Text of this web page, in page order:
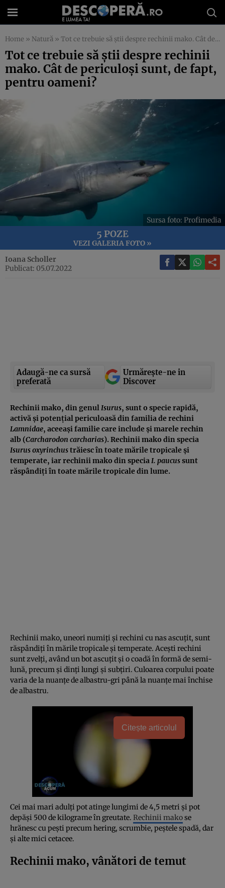
Home » Natură » Tot ce trebuie să știi despre rechinii mako. Cât de periculoși sunt, de fapt, pentru oameni?
Tot ce trebuie să știi despre rechinii
mako. Cât de periculoși sunt, de fapt,
pentru oameni?
Sursa foto: Profimedia
5 POZE
VEZI GALERIA FOTO »
Ioana Scholler
Publicat: 05.07.2022
Adaugă-ne ca sursă
preferată
Urmărește-ne in
Discover
Rechinii mako, din genulIsurus, sunt o specie rapidă,
activă și potențial periculoasă din familia de rechini
Lamnidae, aceeași familie care include și marele rechin
alb (Carcharodon carcharias). Rechinii mako din specia
Isurus oxyrinchustrăiesc în toate mările tropicale și
temperate, iar rechinii mako din speciaI. paucussunt
răspândiți în toate mările tropicale din lume.
Rechinii mako, uneori numiți și rechini cu nas ascuțit, sunt
răspândiți în mările tropicale și temperate. Acești rechini
sunt zvelți, având un bot ascuțit și o coadă în formă de semi-
lună, precum și dinți lungi și subțiri. Culoarea corpului poate
varia de la nuanțe de albastru-gri până la nuanțe mai închise
de albastru.
Citește articolul
Cei mai mari adulți pot atinge lungimi de 4,5 metri și pot
depăși 500 de kilograme în greutate. Rechinii makose
hrănesc cu pești precum hering, scrumbie, peștele spadă, dar
și alte mici cetacee.
Rechinii mako, vânători de temut